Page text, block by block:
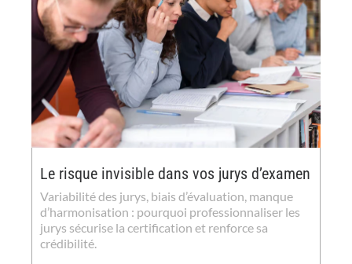
Le risque invisible dans vos jurys d’examen
Variabilité des jurys, biais d’évaluation, manque
d’harmonisation : pourquoi professionnaliser les
jurys sécurise la certification et renforce sa
crédibilité.